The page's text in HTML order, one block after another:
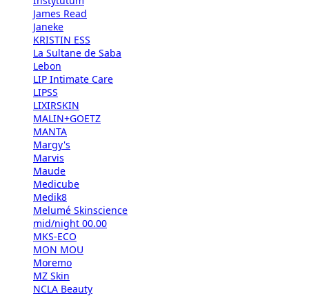
James Read
Janeke
KRISTIN ESS
La Sultane de Saba
Lebon
LIP Intimate Care
LIPSS
LIXIRSKIN
MALIN+GOETZ
MANTA
Margy's
Marvis
Maude
Medicube
Medik8
Melumé Skinscience
mid/night 00.00
MKS-ECO
MON MOU
Moremo
MZ Skin
NCLA Beauty